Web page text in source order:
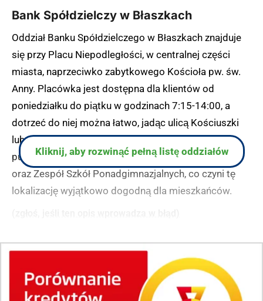
Bank Spółdzielczy w Błaszkach
Oddział Banku Spółdzielczego w Błaszkach znajduje
się przy Placu Niepodległości, w centralnej części
miasta, naprzeciwko zabytkowego Kościoła pw. św.
Anny. Placówka jest dostępna dla klientów od
poniedziałku do piątku w godzinach 7:15-14:00, a
dotrzeć do niej można łatwo, jadąc ulicą Kościuszki
lub Kaliską. W pobliżu banku znajdują się liczne
punkty usługowe, w tym POLOmarket, stacja ORLEN
oraz Zespół Szkół Ponadgimnazjalnych, co czyni tę
lokalizację wyjątkowo dogodną dla mieszkańców.
Kliknij, aby rozwinąć pełną listę oddziałów